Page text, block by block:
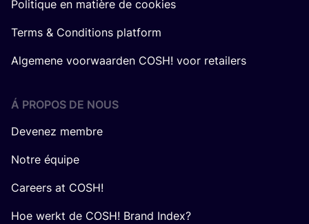
Politique en matière de cookies
Terms & Conditions platform
Algemene voorwaarden COSH! voor retailers
Á PROPOS DE NOUS
Devenez membre
Notre équipe
Careers at COSH!
Hoe werkt de COSH! Brand Index?